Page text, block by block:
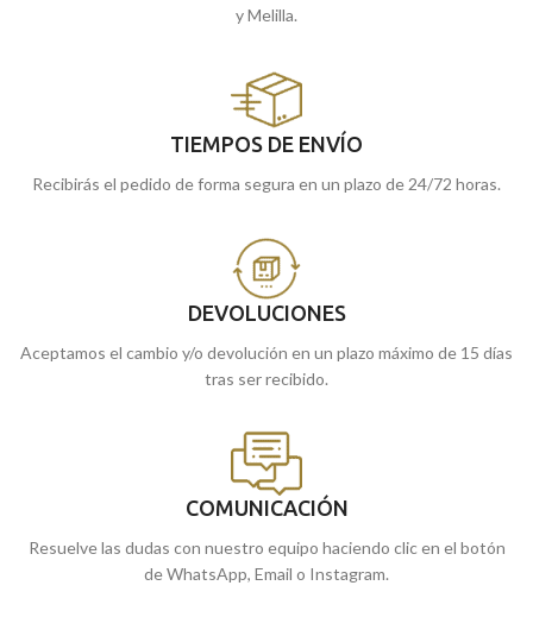
y Melilla.
TIEMPOS DE ENVÍO
Recibirás el pedido de forma segura en un plazo de 24/72 horas.
DEVOLUCIONES
Aceptamos el cambio y/o devolución en un plazo máximo de 15 días
tras ser recibido.
COMUNICACIÓN
Resuelve las dudas con nuestro equipo haciendo clic en el botón
de WhatsApp, Email o Instagram.